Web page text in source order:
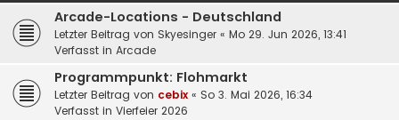
Arcade-Locations - Deutschland
Letzter Beitrag von Skyesinger « Mo 29. Jun 2026, 13:41
Verfasst in Arcade
Programmpunkt: Flohmarkt
Letzter Beitrag von cebix « So 3. Mai 2026, 16:34
Verfasst in Vierfeier 2026